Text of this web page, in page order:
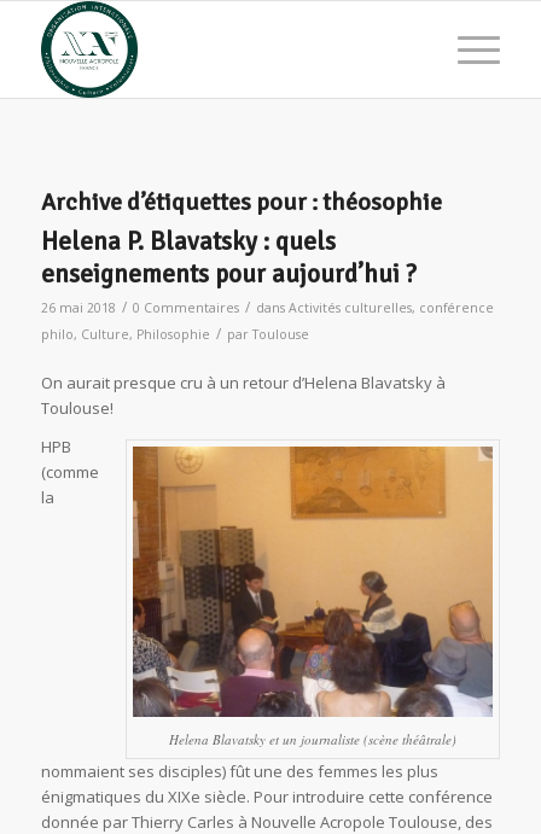
Archive d’étiquettes pour :théosophie
Helena P. Blavatsky : quels
enseignements pour aujourd’hui ?
26 mai 2018 / 0 Commentaires / dans Activités culturelles, conférence
philo, Culture, Philosophie / parToulouse
On aurait presque cru à un retour d’Helena Blavatsky à
Toulouse!
Helena Blavatsky et un journaliste (scène théâtrale)
HPB
(comme
la
nommaient ses disciples) fût une des femmes les plus
énigmatiques du XIXe siècle. Pour introduire cette conférence
donnée par Thierry Carles à Nouvelle Acropole Toulouse, des